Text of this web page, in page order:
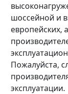
шоссейной и
европейских,
Пожалуйста,
эксплуатации.